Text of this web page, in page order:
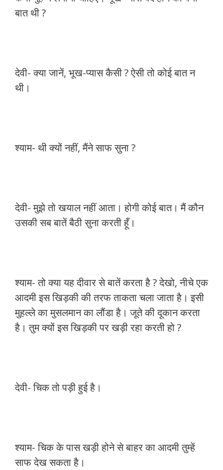
बात थी ?
देवी- क्या जानें, भूख-प्यास कैसी ? ऐसी तो कोई बात न
थी।
श्याम- थी क्यों नहीं, मैंने साफ सुना ?
देवी- मुझे तो खयाल नहीं आता। होगी कोई बात। मैं कौन
उसकी सब बातें बैठी सुना करती हूँ।
श्याम- तो क्या यह दीवार से बातें करता है ? देखो, नीचे एक
आदमी इस खिड़की की तरफ ताकता चला जाता है। इसी
मुहल्ले का मुसलमान का लौंडा है। जूते की दूकान करता
है। तुम क्यों इस खिड़की पर खड़ी रहा करती हो ?
देवी- चिक तो पड़ी हुई है।
श्याम- चिक के पास खड़ी होने से बाहर का आदमी तुम्हें
साफ देख सकता है।